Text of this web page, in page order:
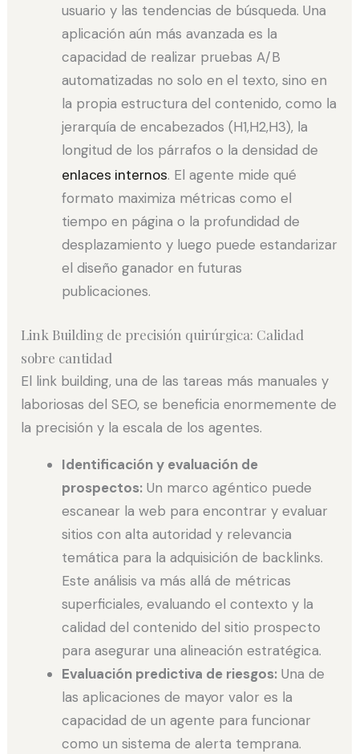
usuario y las tendencias de búsqueda. Una
aplicación aún más avanzada es la
capacidad de realizar pruebas A/B
automatizadas no solo en el texto, sino en
la propia estructura del contenido, como la
jerarquía de encabezados (H1,H2,H3), la
longitud de los párrafos o la densidad de
enlaces internos. El agente mide qué
formato maximiza métricas como el
tiempo en página o la profundidad de
desplazamiento y luego puede estandarizar
el diseño ganador en futuras
publicaciones.
Link Building de precisión quirúrgica: Calidad
sobre cantidad
El link building, una de las tareas más manuales y
laboriosas del SEO, se beneficia enormemente de
la precisión y la escala de los agentes.
Identificación y evaluación de
prospectos: Un marco agéntico puede
escanear la web para encontrar y evaluar
sitios con alta autoridad y relevancia
temática para la adquisición de backlinks.
Este análisis va más allá de métricas
superficiales, evaluando el contexto y la
calidad del contenido del sitio prospecto
para asegurar una alineación estratégica.
Evaluación predictiva de riesgos: Una de
las aplicaciones de mayor valor es la
capacidad de un agente para funcionar
como un sistema de alerta temprana.